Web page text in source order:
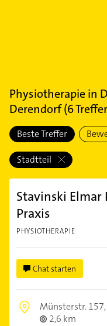
Physiotherapiein
Derendorf(6
Beste Treffer
Stadtteil
Stavinski
Praxis
PHYSIOTHERAPIE
Chat starten
Münsterstr. 157,
2,6 km